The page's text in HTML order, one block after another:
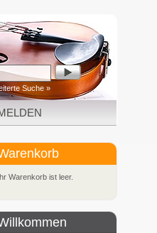
Suche »
Warenkorb ist leer.